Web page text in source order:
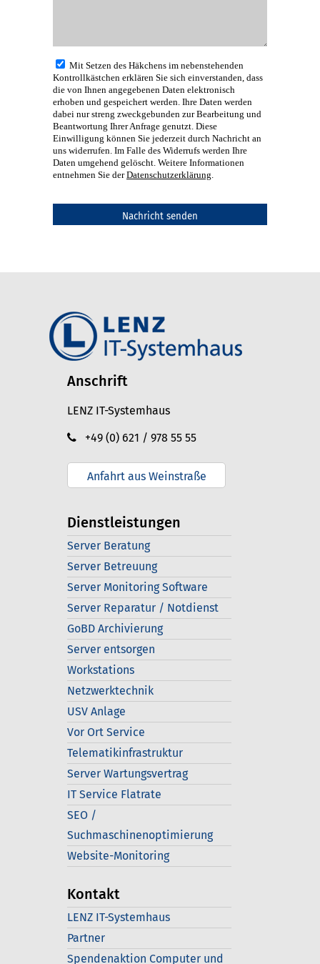
Mit Setzen des Häkchens im nebenstehenden
Kontrollkästchen erklären Sie sich einverstanden, dass
die von Ihnen angegebenen Daten elektronisch
erhoben und gespeichert werden. Ihre Daten werden
dabei nur streng zweckgebunden zur Bearbeitung und
Beantwortung Ihrer Anfrage genutzt. Diese
Einwilligung können Sie jederzeit durch Nachricht an
uns widerrufen. Im Falle des Widerrufs werden Ihre
Daten umgehend gelöscht. Weitere Informationen
entnehmen Sie derDatenschutzerklärung
Anschrift
LENZ IT-Systemhaus
+49 (0) 621 / 978 55 55
Anfahrt aus Weinstraße
Dienstleistungen
Server Beratung
Server Betreuung
Server Monitoring Software
Server Reparatur / Notdienst
GoBD Archivierung
Server entsorgen
Workstations
Netzwerktechnik
USV Anlage
Vor Ort Service
Telematikinfrastruktur
Server Wartungsvertrag
IT Service Flatrate
SEO /
Suchmaschinenoptimierung
Website-Monitoring
Kontakt
LENZ IT-Systemhaus
Partner
Spendenaktion Computer und